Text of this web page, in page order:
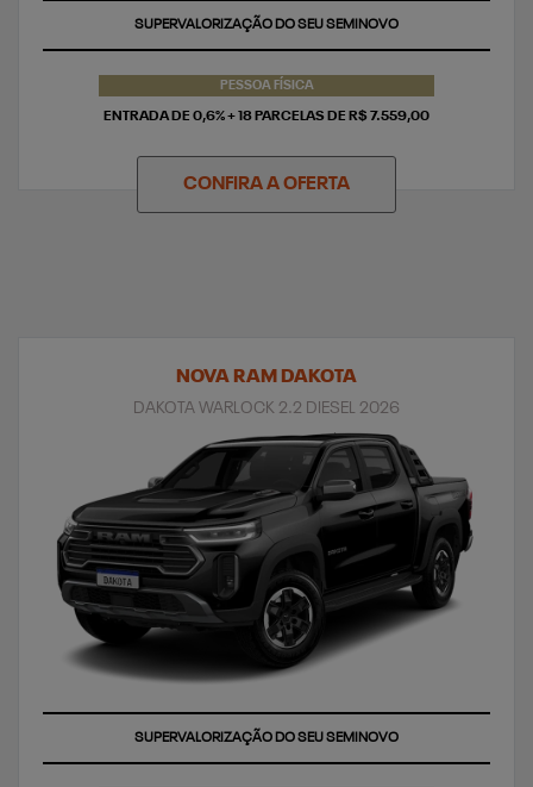
TAXA ZERO
PESSOA FÍSICA
ENTRADA DE 0,6% + 18 PARCELAS DE R$ 7.559,00
CONFIRA A OFERTA
NOVA RAM DAKOTA
DAKOTA WARLOCK 2.2 DIESEL 2026
TAXA ZERO